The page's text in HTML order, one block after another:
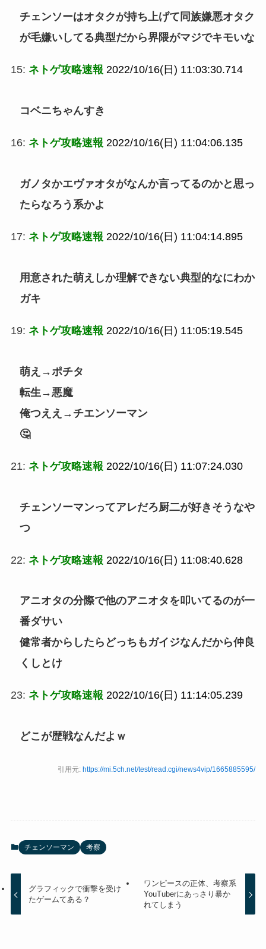
チェンソーはオタクが持ち上げて同族嫌悪オタク
が毛嫌いしてる典型だから界隈がマジでキモいな
15: ネトゲ攻略速報 2022/10/16(日) 11:03:30.714
コベニちゃんすき
16: ネトゲ攻略速報 2022/10/16(日) 11:04:06.135
ガノタかエヴァオタがなんか言ってるのかと思っ
たらなろう系かよ
17: ネトゲ攻略速報 2022/10/16(日) 11:04:14.895
用意された萌えしか理解できない典型的なにわか
ガキ
19: ネトゲ攻略速報 2022/10/16(日) 11:05:19.545
萌え→ポチタ
転生→悪魔
俺つええ→チエンソーマン
🤔
21: ネトゲ攻略速報 2022/10/16(日) 11:07:24.030
チェンソーマンってアレだろ厨二が好きそうなや
つ
22: ネトゲ攻略速報 2022/10/16(日) 11:08:40.628
アニオタの分際で他のアニオタを叩いてるのが一
番ダサい
健常者からしたらどっちもガイジなんだから仲良
くしとけ
23: ネトゲ攻略速報 2022/10/16(日) 11:14:05.239
どこが歴戦なんだよｗ
引用元: https://mi.5ch.net/test/read.cgi/news4vip/1665885595/
チェンソーマン 考察
グラフィックで衝撃を受け
たゲームてある？
ワンピースの正体、考察系
YouTuberにあっさり暴か
れてしまう